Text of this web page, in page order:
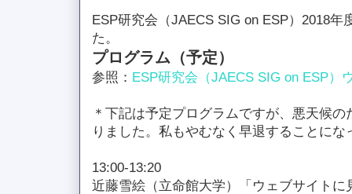
ESP研究会（JAECS SIG on ESP）2018年
た。
プログラム（予定）
参照： ESP研究会（JAECS SIG on ESP）
＊下記は予定プログラムですが、悪天候
りました。私もやむなく早退することに
13:00-13:20
近藤雪絵（立命館大学）「ウェブサイトに